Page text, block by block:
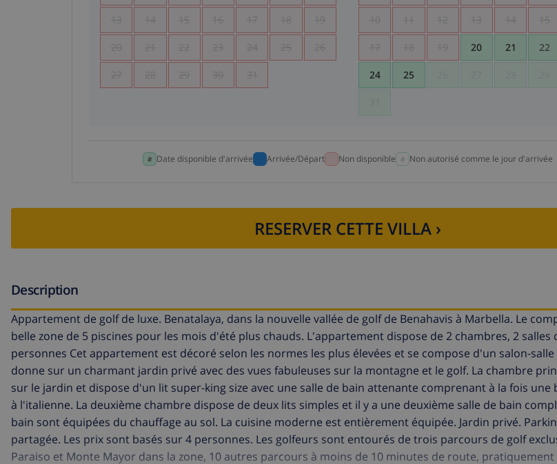
13 14 15 16 17 18 19
20 21 22 23 24 25 26
27 28 29 30 31
10 11 12 13 14 15
17 18 19 20 21 22
24 25
Date disponible d'arrivée Arrivée/Départ Non disponible Non autorisé comme le jour d'arrivée
RESERVER CETTE VILLA ›
Description
Appartement de golf de luxe. Benatalaya, dans la nouvelle vallée de golf de Benahavis à Marbella. Le
belle zone de 5 piscines pour les mois d'été plus chauds. L'appartement dispose de 2 chambres, 2 salles
personnes Cet appartement est décoré selon les normes les plus élevées et se compose d'un salon-
donne sur un charmant jardin privé avec des vues fabuleuses sur la montagne et le golf. La chambre
sur le jardin et dispose d'un lit super-king size avec une salle de bain attenante comprenant à la fois une
à l'italienne. La deuxième chambre dispose de deux lits simples et il y a une deuxième salle de bain
bain sont équipées du chauffage au sol. La cuisine moderne est entièrement équipée. Jardin privé.
partagée. Les prix sont basés sur 4 personnes. Les golfeurs sont entourés de trois parcours de golf
Paraiso et Monte Mayor dans la zone, 10 autres parcours à moins de 10 minutes de route, pratiquement